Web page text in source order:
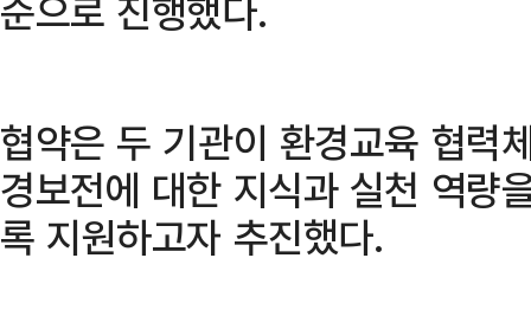
순으로 진행했다.
협약은 두 기관이 환경교육 협력
경보전에 대한 지식과 실천 역량
록 지원하고자 추진했다.